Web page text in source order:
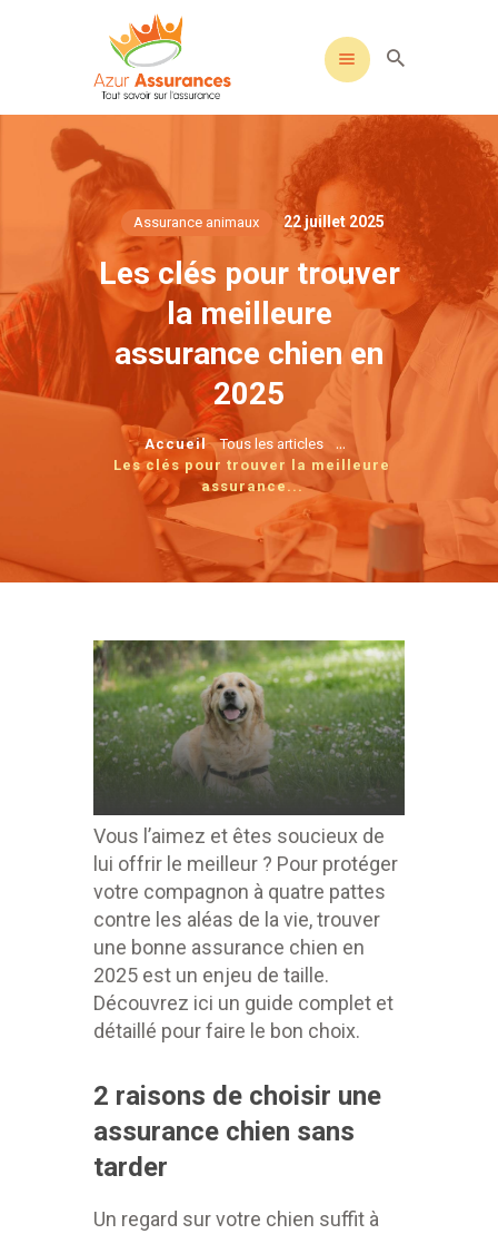
Assurance animaux 22 juillet 2025
Les clés pour trouver
la meilleure
assurance chien en
2025
Accueil Tous les articles ...
Les clés pour trouver la meilleure
assurance...
Vous l’aimez et êtes soucieux de
lui offrir le meilleur ? Pour protéger
votre compagnon à quatre pattes
contre les aléas de la vie, trouver
une bonne assurance chien en
2025 est un enjeu de taille.
Découvrez ici un guide complet et
détaillé pour faire le bon choix.
2 raisons de choisir une
assurance chien sans
tarder
Un regard sur votre chien suffit à